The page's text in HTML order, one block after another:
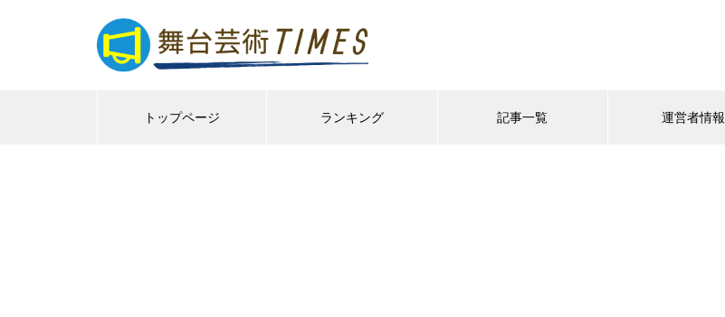
トップページ ランキング 記事一覧 運営者情報